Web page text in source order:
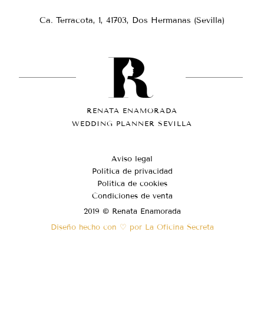
Ca. Terracota, 1, 41703, Dos Hermanas (Sevilla)
RENATA ENAMORADA
WEDDING PLANNER SEVILLA
Aviso legal
Política de privacidad
Política de cookies
Condiciones de venta
2019 © Renata Enamorada
Diseño hecho con ♡ por La Oficina Secreta